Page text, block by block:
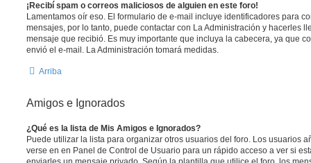
¡Recibí spam o correos maliciosos de alguien en este foro!
Lamentamos oír eso. El formulario de e-mail incluye identificadores para
mensajes, por lo tanto, puede contactar con La Administración y hacerles
mensaje que recibió. Es muy importante que incluya la cabecera, ya que
envió el e-mail. La Administración tomará medidas.
Arriba
Amigos e Ignorados
¿Qué es la lista de Mis Amigos e Ignorados?
Puede utilizar la lista para organizar otros usuarios del foro. Los usuarios
verse en en Panel de Control de Usuario para un rápido acceso a ver si